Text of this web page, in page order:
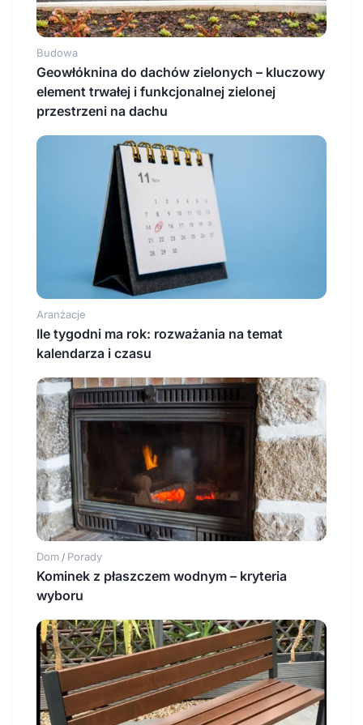
Budowa
Geowłóknina do dachów zielonych – kluczowy
element trwałej i funkcjonalnej zielonej
przestrzeni na dachu
Aranżacje
Ile tygodni ma rok: rozważania na temat
kalendarza i czasu
Dom / Porady
Kominek z płaszczem wodnym – kryteria
wyboru